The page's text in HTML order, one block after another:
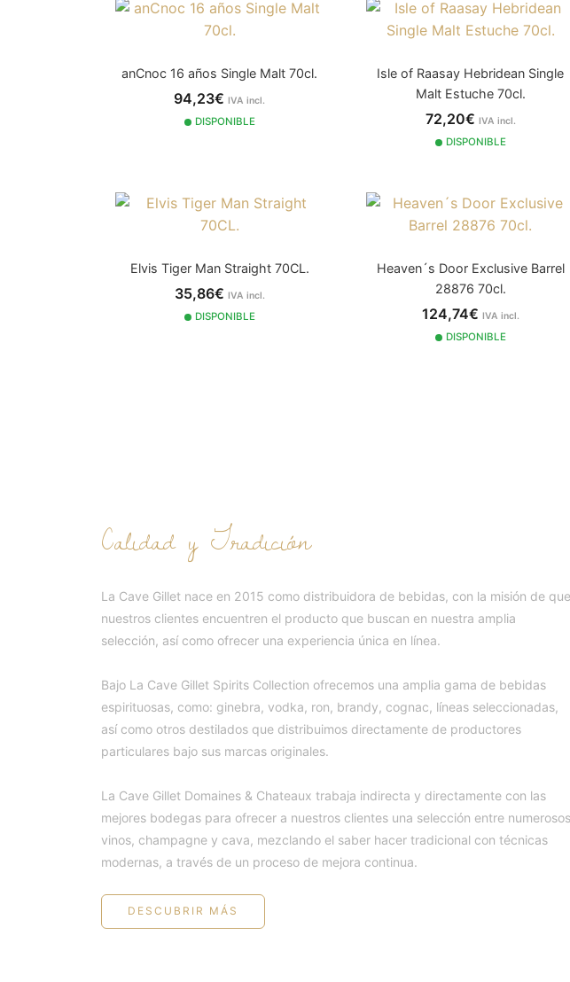
anCnoc 16 años Single Malt 70cl.
94,23€ IVA incl.
DISPONIBLE
Isle of Raasay Hebridean Single
Malt Estuche 70cl.
72,20€ IVA incl.
DISPONIBLE
Elvis Tiger Man Straight 70CL.
35,86€ IVA incl.
DISPONIBLE
Heaven´s Door Exclusive Barrel
28876 70cl.
124,74€ IVA incl.
DISPONIBLE
Calidad y Tradición
La Cave Gillet nace en 2015 como distribuidora de bebidas, con la misión de que
nuestros clientes encuentren el producto que buscan en nuestra amplia
selección, así como ofrecer una experiencia única en línea.
Bajo La Cave Gillet Spirits Collection ofrecemos una amplia gama de bebidas
espirituosas, como: ginebra, vodka, ron, brandy, cognac, líneas seleccionadas,
así como otros destilados que distribuimos directamente de productores
particulares bajo sus marcas originales.
La Cave Gillet Domaines & Chateaux trabaja indirecta y directamente con las
mejores bodegas para ofrecer a nuestros clientes una selección entre numerosos
vinos, champagne y cava, mezclando el saber hacer tradicional con técnicas
modernas, a través de un proceso de mejora continua.
DESCUBRIR MÁS